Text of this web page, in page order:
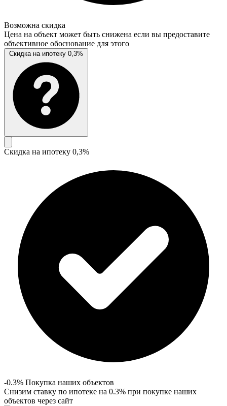
Возможна скидка
Цена на объект может быть снижена если вы предоставите
объективное обоснование для этого
Скидка на ипотеку 0,3%
Скидка на ипотеку 0,3%
-0.3% Покупка наших объектов
Снизим ставку по ипотеке на 0.3% при покупке наших
объектов через сайт